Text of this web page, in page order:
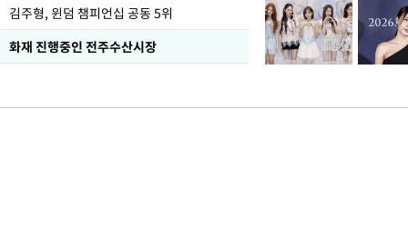
김주형, 윈덤 챔피언십 공동 5위
화재 진행중인 전주수산시장